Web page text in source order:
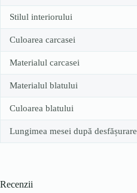
Stilul interiorului
Culoarea carcasei
Materialul carcasei
Materialul blatului
Culoarea blatului
Lungimea mesei după desfășurare
Recenzii